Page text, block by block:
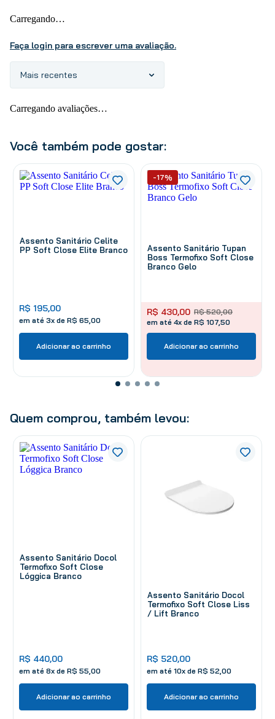
Carregando…
Faça login para escrever uma avaliação.
Mais recentes
Carregando avaliações…
Você também pode gostar:
Assento Sanitário Celite
PP Soft Close Elite Branco
R$ 195,00
em até 3x de R$ 65,00
Adicionar ao carrinho
Assento Sanitário Tupan
Boss Termofixo Soft Close
Branco Gelo
R$ 520,00
R$ 430,00
em até 4x de R$ 107,50
-17%
Adicionar ao carrinho
Quem comprou, também levou:
Assento Sanitário Docol
Termofixo Soft Close
Lóggica Branco
R$ 440,00
em até 8x de R$ 55,00
Adicionar ao carrinho
Assento Sanitário Docol
Termofixo Soft Close Liss
/ Lift Branco
R$ 520,00
em até 10x de R$ 52,00
Adicionar ao carrinho